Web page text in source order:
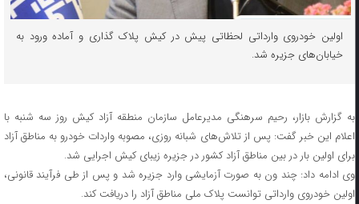
اولین خودروی وارداتی لحظاتی پیش در کیش پلاک گذاری و آماده ورود به
خیابان‌های جزیره شد.
به گزارش بازار، رحیم سرهنگی مدیرعامل سازمان منطقه آزاد کیش روز سه شنبه با
اعلام این خبر گفت: پس از تلاش‌های شبانه روزی، مصوبه واردات خودرو به مناطق آزاد
برای اولین بار در بین مناطق آزاد کشور در جزیره زیبای کیش اجرایی شد.
وی ادامه داد: چند ون به صورت آزمایشی وارد جزیره شد و پس از طی فرآیند قانونی،
اولین خودروی وارداتی توانست پلاک ملی مناطق آزاد را دریافت کند.